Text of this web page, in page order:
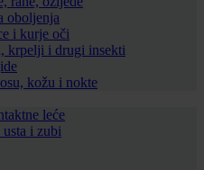
oboljenja
i kurje oči
krpelji i drugi insekti
kožu i nokte
leće
i zubi